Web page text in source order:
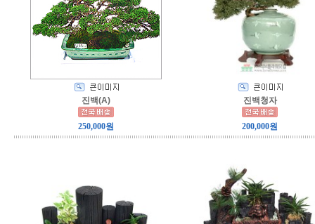
진백(A)
250,000원
진백청자
200,000원